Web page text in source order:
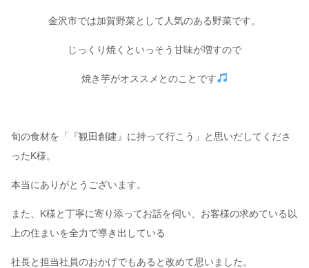
金沢市では加賀野菜として人気のある野菜です。
じっくり焼くといっそう甘味が増すので
焼き芋がオススメとのことです
旬の食材を「『観田創建』に持って行こう」と思いだしてくださ
ったK様。
本当にありがとうございます。
また、K様と丁寧に寄り添ってお話を伺い、お客様の求めている以
上の住まいを全力で導き出している
社長と担当社員のおかげでもあると改めて思いました。